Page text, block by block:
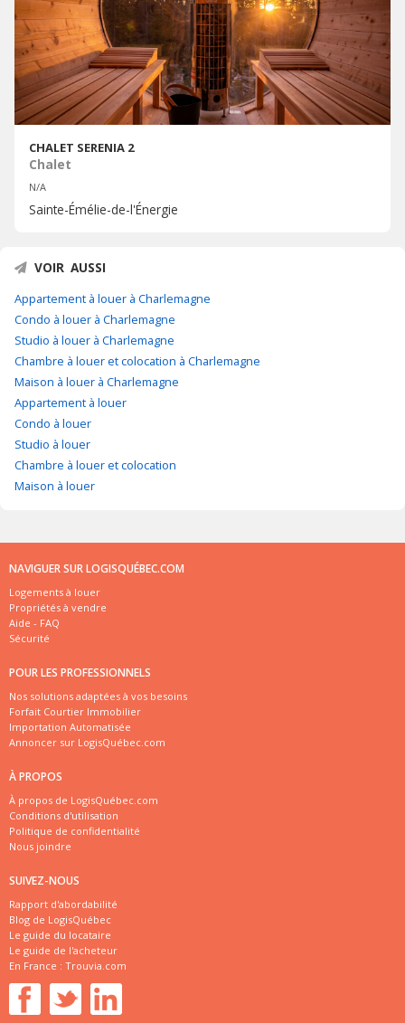
CHALET SERENIA 2
Chalet
N/A
Sainte-Émélie-de-l'Énergie
VOIR AUSSI
Appartement à louer à Charlemagne
Condo à louer à Charlemagne
Studio à louer à Charlemagne
Chambre à louer et colocation à Charlemagne
Maison à louer à Charlemagne
Appartement à louer
Condo à louer
Studio à louer
Chambre à louer et colocation
Maison à louer
NAVIGUER SUR LOGISQUÉBEC.COM
Logements à louer
Propriétés à vendre
Aide - FAQ
Sécurité
POUR LES PROFESSIONNELS
Nos solutions adaptées à vos besoins
Forfait Courtier Immobilier
Importation Automatisée
Annoncer sur LogisQuébec.com
À PROPOS
À propos de LogisQuébec.com
Conditions d'utilisation
Politique de confidentialité
Nous joindre
SUIVEZ-NOUS
Rapport d'abordabilité
Blog de LogisQuébec
Le guide du locataire
Le guide de l'acheteur
En France : Trouvia.com